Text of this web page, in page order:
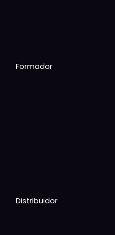
Formador
Distribuidor